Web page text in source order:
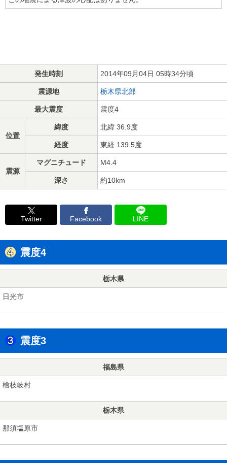
発生時刻 2014年09月04日 05時34分頃
震源地 栃木県北部
最大震度 震度4
位置
緯度 北緯 36.9度
経度 東経 139.5度
震源
マグニチュード M4.4
深さ 約10km
Twitter Facebook LINE
震度4
栃木県
日光市
震度3
福島県
檜枝岐村
栃木県
那須塩原市